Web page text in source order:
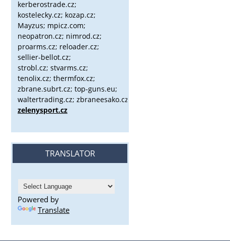
kerberostrade.cz;
kostelecky.cz; kozap.cz;
Mayzus; mpicz.com;
neopatron.cz; nimrod.cz;
proarms.cz; reloader.cz;
sellier-bellot.cz;
strobl.cz; stvarms.cz;
tenolix.cz; thermfox.cz;
zbrane.subrt.cz; top-guns.eu;
waltertrading.cz; zbraneesako.cz;
zelenysport.cz
TRANSLATOR
Powered by
Translate